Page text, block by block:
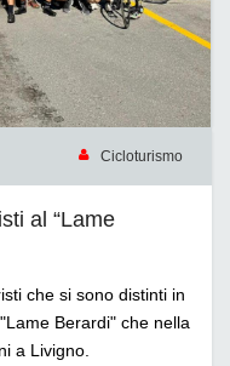
Cicloturismo
al “Lame
che si sono distinti in
Berardi" che nella
a Livigno.